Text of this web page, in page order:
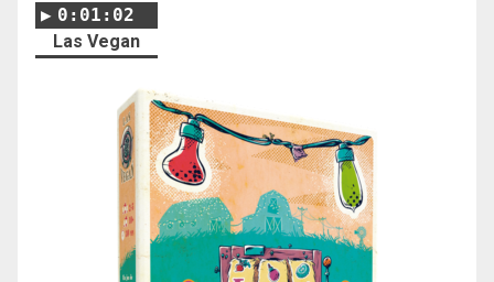
0:01:02
Las Vegan